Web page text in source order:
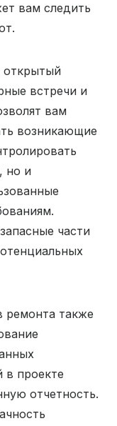
вам следить
открытый
встречи и
вам
возникающие
но и
части
ремонта также
в проекте
отчетность.